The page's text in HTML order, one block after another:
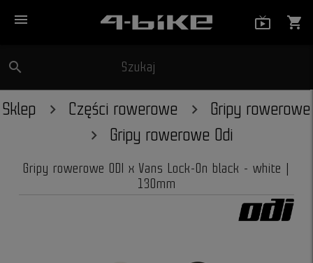
menu shopping_cart
search Szukaj
Sklep Części rowerowe
Gripy rowerowe
Gripy rowerowe Odi
Gripy rowerowe ODI x Vans Lock-On black - white |
130mm